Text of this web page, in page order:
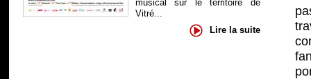
musical sur le territoire de
Vitré...
Lire la suite